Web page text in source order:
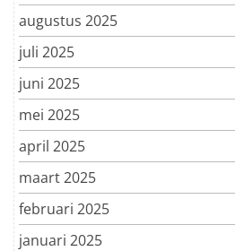
augustus 2025
juli 2025
juni 2025
mei 2025
april 2025
maart 2025
februari 2025
januari 2025